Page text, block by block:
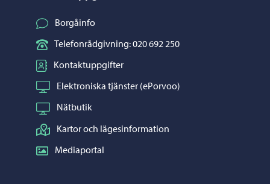
Borgåinfo
Telefonrådgivning: 020 692 250
Kontaktuppgifter
Elektroniska tjänster (ePorvoo)
Nätbutik
Kartor och lägesinformation
Mediaportal